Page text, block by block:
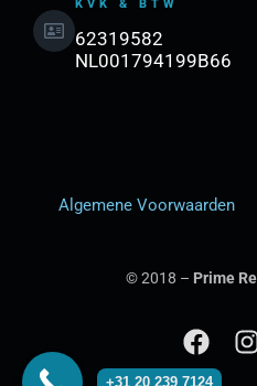
KVK & BTW
62319582
NL001794199B66
Algemene Voorwaarden
© 2018 – Prime
F
a
I
+31 20 239 7124